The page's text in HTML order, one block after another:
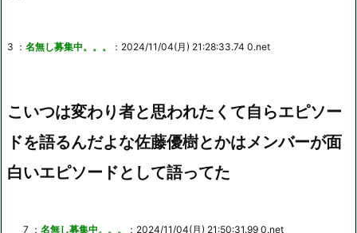
3 ： 名無し募集中。。。 ：2024/11/04(月) 21:28:33.74 0.net
こいつは変わり者と思われたくて自らエピソー
ドを語るんだよな佐藤優樹とかはメンバーが面
白いエピソードとして語ってた
7 ： 名無し募集中。。。 ：2024/11/04(月) 21:50:31.99 0.net